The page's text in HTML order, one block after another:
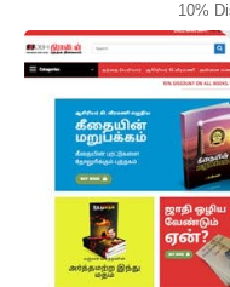
10%